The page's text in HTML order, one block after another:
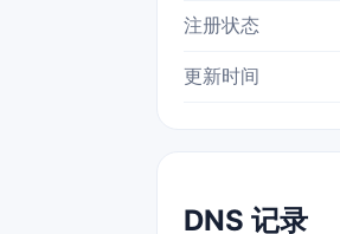
注册状态
更新时间
DNS 记录